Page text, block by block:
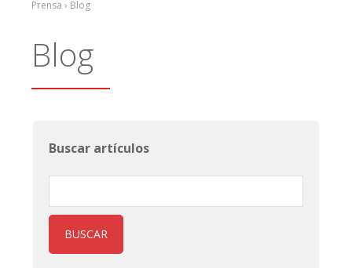
Prensa › Blog
Blog
Buscar artículos
BUSCAR